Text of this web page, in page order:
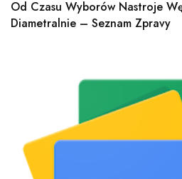
Od Czasu Wyborów Nastroje
Diametralnie – Seznam Zpravy